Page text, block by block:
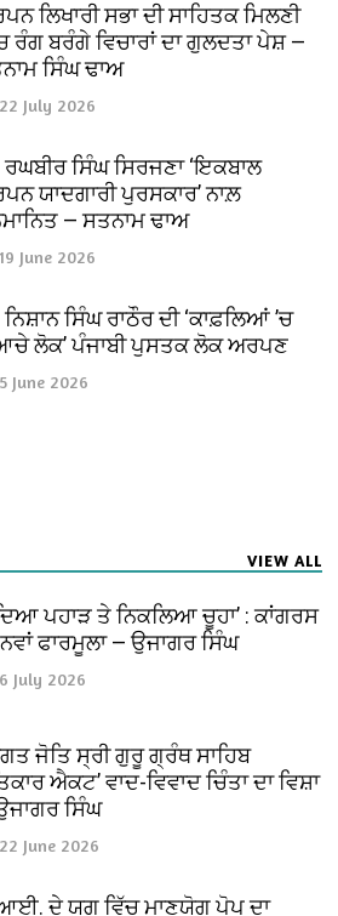
ਲਿਖਾਰੀ ਸਭਾ ਦੀ ਸਾਹਿਤਕ ਮਿਲਣੀ
ਰੰਗ ਬਰੰਗੇ ਵਿਚਾਰਾਂ ਦਾ ਗੁਲਦਤਾ ਪੇਸ਼ —
ਸਿੰਘ ਢਾਅ
22 July 2026
ਰਘਬੀਰ ਸਿੰਘ ਸਿਰਜਣਾ ‘ਇਕਬਾਲ
ਯਾਦਗਾਰੀ ਪੁਰਸਕਾਰ’ ਨਾਲ਼
— ਸਤਨਾਮ ਢਾਅ
19 June 2026
ਨਿਸ਼ਾਨ ਸਿੰਘ ਰਾਠੌਰ ਦੀ ‘ਕਾਫ਼ਲਿਆਂ ’ਚ
ਲੋਕ’ ਪੰਜਾਬੀ ਪੁਸਤਕ ਲੋਕ ਅਰਪਣ
5 June 2026
VIEW ALL
ਪਹਾੜ ਤੇ ਨਿਕਲਿਆ ਚੂਹਾ’ : ਕਾਂਗਰਸ
ਫਾਰਮੂਲਾ — ਉਜਾਗਰ ਸਿੰਘ
6 July 2026
ਜੋਤਿ ਸ੍ਰੀ ਗੁਰੂ ਗ੍ਰੰਥ ਸਾਹਿਬ
ਐਕਟ’ ਵਾਦ-ਵਿਵਾਦ ਚਿੰਤਾ ਦਾ ਵਿਸ਼ਾ
ਸਿੰਘ
22 June 2026
ਦੇ ਯੁਗ ਵਿੱਚ ਮਾਣਯੋਗ ਪੋਪ ਦਾ